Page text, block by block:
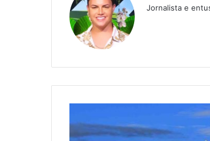
Jornalista e